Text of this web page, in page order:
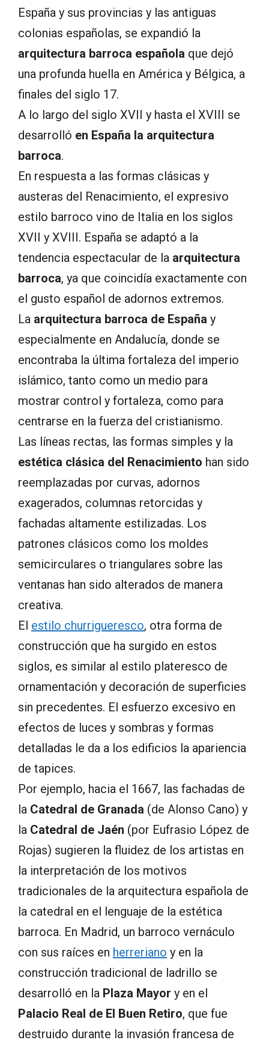
España y sus provincias y las antiguas
colonias españolas, se expandió la
arquitectura barroca española que dejó
una profunda huella en América y Bélgica, a
finales del siglo 17.
A lo largo del siglo XVII y hasta el XVIII se
desarrolló en España la arquitectura
barroca.
En respuesta a las formas clásicas y
austeras del Renacimiento, el expresivo
estilo barroco vino de Italia en los siglos
XVII y XVIII. España se adaptó a la
tendencia espectacular de la arquitectura
barroca, ya que coincidía exactamente con
el gusto español de adornos extremos.
La arquitectura barroca de España y
especialmente en Andalucía, donde se
encontraba la última fortaleza del imperio
islámico, tanto como un medio para
mostrar control y fortaleza, como para
centrarse en la fuerza del cristianismo.
Las líneas rectas, las formas simples y la
estética clásica del Renacimiento han sido
reemplazadas por curvas, adornos
exagerados, columnas retorcidas y
fachadas altamente estilizadas. Los
patrones clásicos como los moldes
semicirculares o triangulares sobre las
ventanas han sido alterados de manera
creativa.
El estilo churrigueresco, otra forma de
construcción que ha surgido en estos
siglos, es similar al estilo plateresco de
ornamentación y decoración de superficies
sin precedentes. El esfuerzo excesivo en
efectos de luces y sombras y formas
detalladas le da a los edificios la apariencia
de tapices.
Por ejemplo, hacia el 1667, las fachadas de
la Catedral de Granada (de Alonso Cano) y
la Catedral de Jaén (por Eufrasio López de
Rojas) sugieren la fluidez de los artistas en
la interpretación de los motivos
tradicionales de la arquitectura española de
la catedral en el lenguaje de la estética
barroca. En Madrid, un barroco vernáculo
con sus raíces en herreriano y en la
construcción tradicional de ladrillo se
desarrolló en la Plaza Mayor y en el
Palacio Real de El Buen Retiro, que fue
destruido durante la invasión francesa de